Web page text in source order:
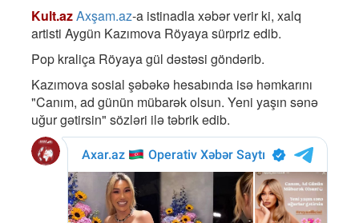
Kult.azAxşam.az-a istinadla xəbər verir ki, xalq
artisti Aygün Kazımova Röyaya sürpriz edib.
Pop kraliça Röyaya gül dəstəsi göndərib.
Kazımova sosial şəbəkə hesabında isə həmkarını
"Canım, ad günün mübarək olsun. Yeni yaşın sənə
uğur gətirsin" sözləri ilə təbrik edib.